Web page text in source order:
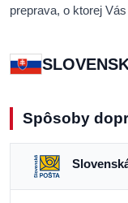
preprava, o ktorej
Spôsoby